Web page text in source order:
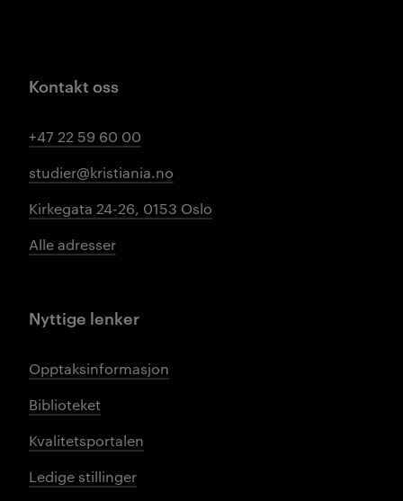
Kontakt oss
+47 22 59 60 00
studier@kristiania.no
Kirkegata 24-26, 0153 Oslo
Alle adresser
Nyttige lenker
Opptaksinformasjon
Biblioteket
Kvalitetsportalen
Ledige stillinger